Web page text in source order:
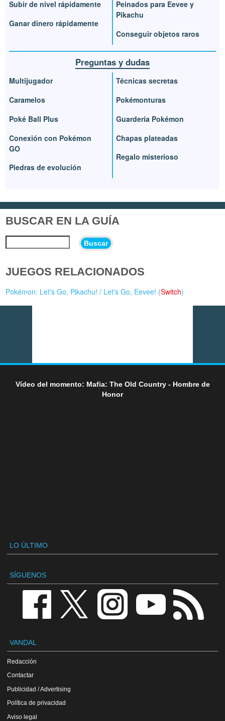
Subir de nivel rápidamente
Ganar dinero rápidamente
Peinados para Eevee y
Pikachu
Conseguir objetos raros
Preguntas y dudas
Multijugador
Caramelos
Poké Ball Plus
Conexión con Pokémon
GO
Piedras de evolución
Técnicas secretas
Pokémonturas
Guardería Pokémon
Chapas plateadas
Regalo misterioso
BUSCAR EN LA GUÍA
Buscar
JUEGOS RELACIONADOS
Pokémon: Let's Go, Pikachu! / Let's Go, Eevee! (Switch)
Vídeo del momento: Mafia: The Old Country - Hombre de
Honor
LO ÚLTIMO
SÍGUENOS
VANDAL
Redacción
Contactar
Publicidad / Advertising
Política de privacidad
Aviso legal